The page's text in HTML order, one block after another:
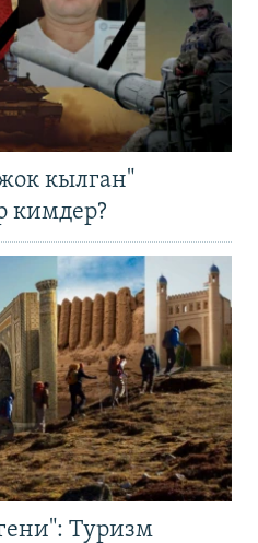
кылган"
кимдер?
Туризм